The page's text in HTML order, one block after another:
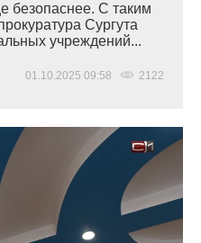
безопаснее. С таким
Сургута
учреждений...
01.10.2025 09:58 2122